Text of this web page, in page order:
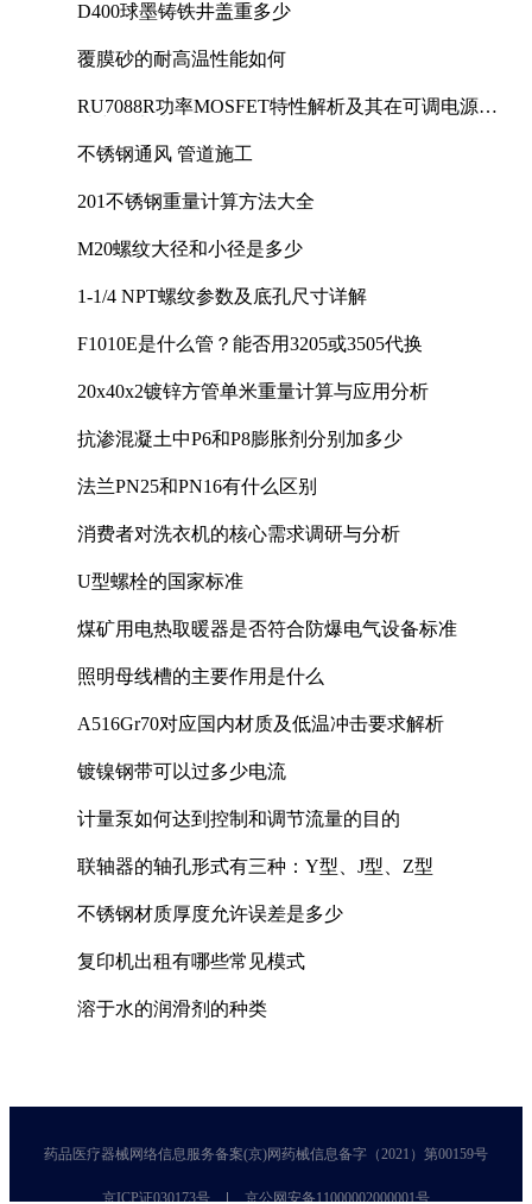
D400球墨铸铁井盖重多少
覆膜砂的耐高温性能如何
RU7088R功率MOSFET特性解析及其在可调电源设
不锈钢通风 管道施工
201不锈钢重量计算方法大全
M20螺纹大径和小径是多少
1-1/4 NPT螺纹参数及底孔尺寸详解
F1010E是什么管？能否用3205或3505代换
20x40x2镀锌方管单米重量计算与应用分析
抗渗混凝土中P6和P8膨胀剂分别加多少
法兰PN25和PN16有什么区别
消费者对洗衣机的核心需求调研与分析
U型螺栓的国家标准
煤矿用电热取暖器是否符合防爆电气设备标准
照明母线槽的主要作用是什么
A516Gr70对应国内材质及低温冲击要求解析
镀镍钢带可以过多少电流
计量泵如何达到控制和调节流量的目的
联轴器的轴孔形式有三种：Y型、J型、Z型
不锈钢材质厚度允许误差是多少
复印机出租有哪些常见模式
溶于水的润滑剂的种类
药品医疗器械网络信息服务备案(京)网药械信息备字（2021）第00159号
京ICP证030173号 京公网安备11000002000001号